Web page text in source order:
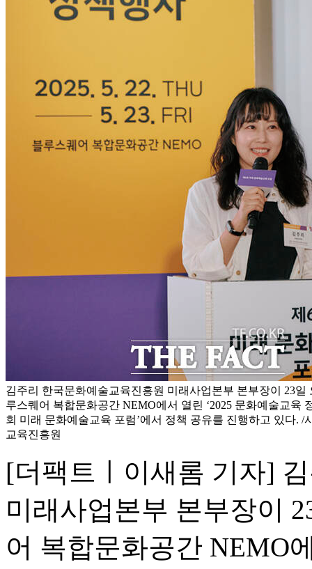
김주리 한국문화예술교육진흥원 미래사업본부 본부장이 23일
루스퀘어 복합문화공간 NEMO에서 열린 ‘2025 문화예술교육
회 미래 문화예술교육 포럼’에서 정책 공유를 진행하고 있다. /
교육진흥원
[더팩트ㅣ이새롬 기자]
미래사업본부 본부장이
어 복합문화공간 NEMO